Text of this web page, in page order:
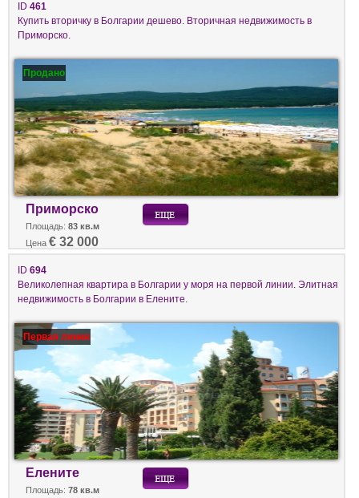
ID 461
Купить вторичку в Болгарии дешево. Вторичная недвижимость в
Приморско.
Продано
Приморско
Площадь: 83 кв.м
Цена € 32 000
ID 694
Великолепная квартира в Болгарии у моря на первой линии. Элитная
недвижимость в Болгарии в Елените.
Первая линия
Елените
Площадь: 78 кв.м